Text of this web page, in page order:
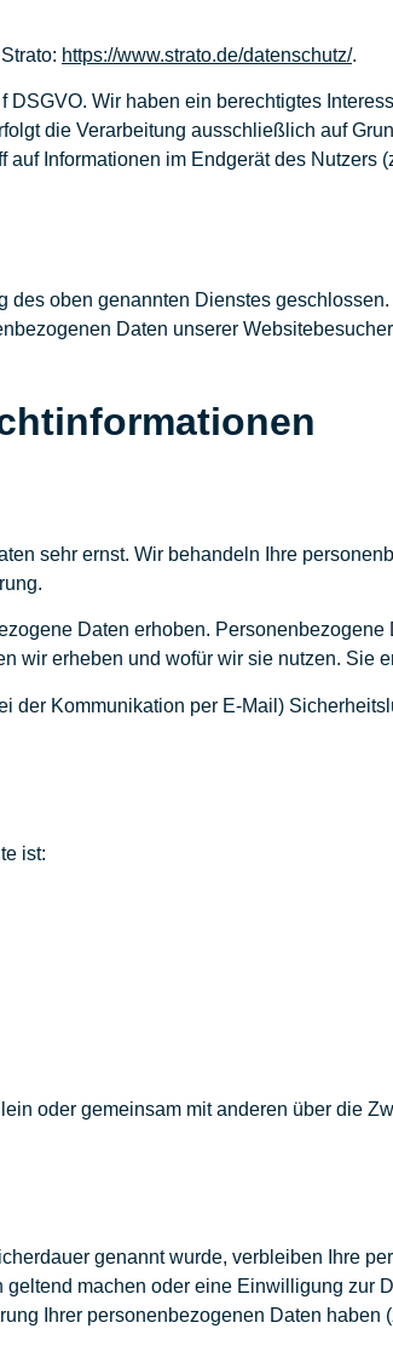
https://www.strato.de/datenschutz/.
DSGVO. Wir haben ein berechtigtes
die Verarbeitung ausschließlich auf
Informationen im Endgerät des Nutzers
oben genannten Dienstes
Daten unserer
sehr ernst. Wir behandeln Ihre
Daten erhoben.
wir erheben und wofür wir sie nutzen. Sie
der Kommunikation per E-Mail)
ist:
oder gemeinsam mit anderen über die
genannt wurde, verbleiben Ihre
machen oder eine Einwilligung zur
Ihrer personenbezogenen Daten